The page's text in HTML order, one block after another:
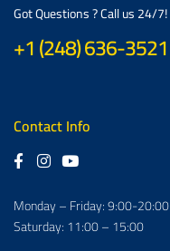
Got Questions ? Call us 24/7!
+1 (248) 636-3521
Contact Info
Monday – Friday: 9:00-20:00
Saturday: 11:00 – 15:00